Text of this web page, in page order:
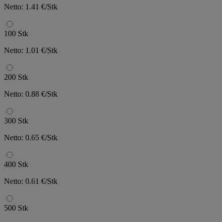
Netto: 1.41 €/Stk
100 Stk
Netto: 1.01 €/Stk
200 Stk
Netto: 0.88 €/Stk
300 Stk
Netto: 0.65 €/Stk
400 Stk
Netto: 0.61 €/Stk
500 Stk